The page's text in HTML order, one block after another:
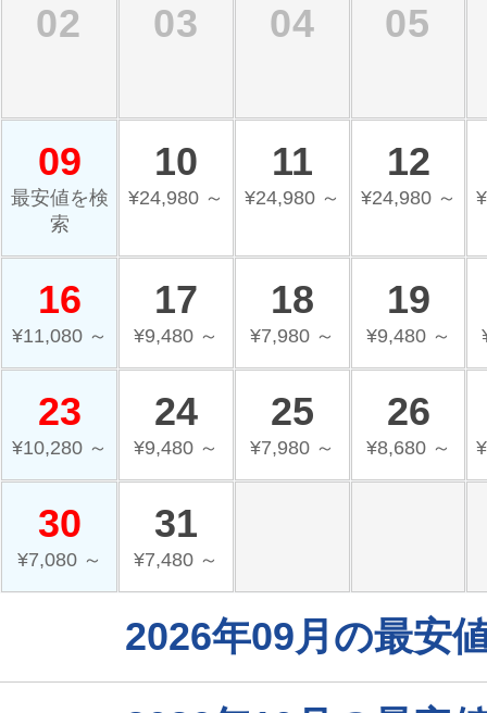
02 03 04 05
09
最安値を検
索
10
¥24,980 ～
11
¥24,980 ～
12
¥24,980 ～
16
¥11,080 ～
17
¥9,480 ～
18
¥7,980 ～
19
¥9,480 ～
23
¥10,280 ～
24
¥9,480 ～
25
¥7,980 ～
26
¥8,680 ～
30
¥7,080 ～
31
¥7,480 ～
2026年09月の最安